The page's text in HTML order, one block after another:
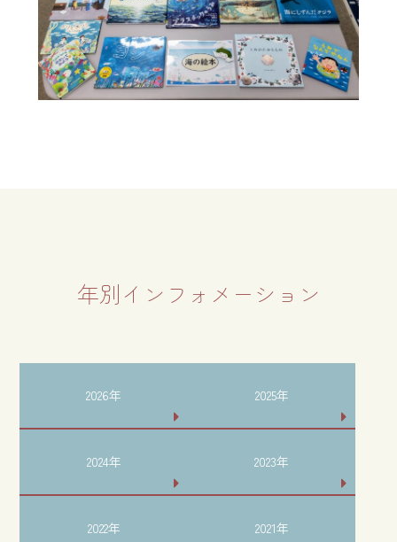
年別インフォメーション
2026年 2025年
2024年 2023年
2022年 2021年